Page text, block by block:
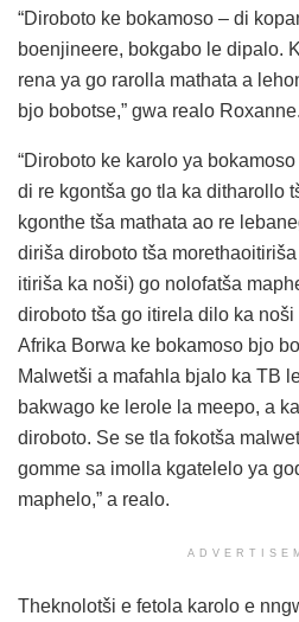
“Diroboto ke bokamoso – di
boenjineere, bokgabo le dipalo.
rena ya go rarolla mathata a
bjo bobotse,” gwa realo Roxanne.
“Diroboto ke karolo ya
di re kgontša go tla ka ditharollo
kgonthe tša mathata ao re
diriša diroboto tša
itiriša ka noši) go nolofatša
diroboto tša go itirela dilo ka noši
Afrika Borwa ke bokamoso bjo
Malwetši a mafahla bjalo ka TB
bakwago ke lerole la meepo, a
diroboto. Se se tla fokotša
gomme sa imolla kgatelelo ya
maphelo,” a realo.
Theknolotši e fetola karolo e